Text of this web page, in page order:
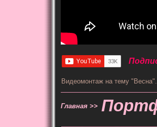
Видеомонтаж на тему "Весна".
Главная >>